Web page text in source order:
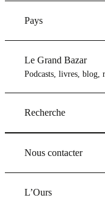
Pays
Le Grand Bazar
Podcasts, livres, blog,
Recherche
Nous contacter
L’Ours